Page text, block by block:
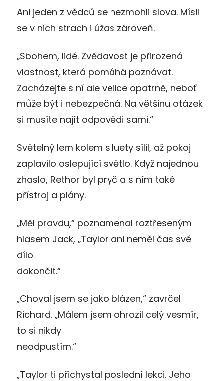
Ani jeden z vědců se nezmohli slova. Mísil
se v nich strach i úžas zároveň.
„Sbohem, lidé. Zvědavost je přirozená
vlastnost, která pomáhá poznávat.
Zacházejte s ní ale velice opatrně, neboť
může být i nebezpečná. Na většinu otázek
si musíte najít odpovědi sami.“
Světelný lem kolem siluety sílil, až pokoj
zaplavilo oslepující světlo. Když najednou
zhaslo, Rethor byl pryč a s ním také
přístroj a plány.
„Měl pravdu,“ poznamenal roztřeseným
hlasem Jack, „Taylor ani neměl čas své
dílo
dokončit.“
„Choval jsem se jako blázen,“ zavrčel
Richard. „Málem jsem ohrozil celý vesmír,
to si nikdy
neodpustím.“
„Taylor ti přichystal poslední lekci. Jeho